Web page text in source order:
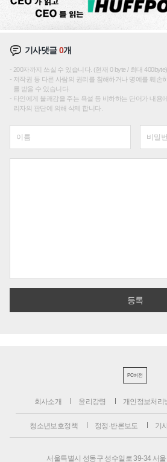
기사댓글0개
200자까지 쓰실 수 있습니다. (현재 0 byte / 최대 400byte)
저작권 등 다른 사람의 권리를 침해하거나 명예를 훼손
를 받을 수 있습니다.
타인에게 불쾌감을 주는 욕설 등 비하하는 단어가 내용
리자의 판단에 의해 삭제 합니다.
PC버전
회사소개 윤리강령 개인정보처리
청소년보호정책 정정·반론보도 기
서울특별시 성동구 성수일로 39-34 서